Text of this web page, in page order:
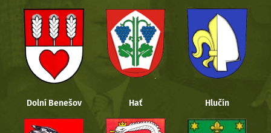
Dolní Benešov Hať Hlučín